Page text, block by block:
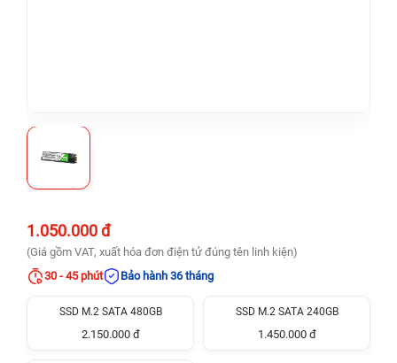
1.050.000 đ
(Giá gồm VAT, xuất hóa đơn điện tử đúng tên linh kiện)
30 - 45 phút
Bảo hành 36 tháng
SSD M.2 SATA 480GB
2.150.000 đ
SSD M.2 SATA 240GB
1.450.000 đ